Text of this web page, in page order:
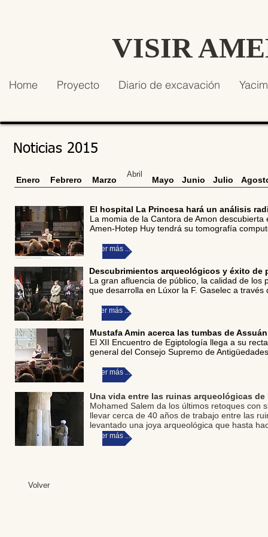
VISIR
Home Proyecto Diario de excavación
Noticias 2015
Enero Febrero Marzo
Abril
Mayo Junio Julio
El hospital La Princesa hará un análisis
La momia de la Cantora de Amon
Amen-Hotep Huy tendrá su tomografía
Leer más ...
Descubrimientos arqueológicos y éxito de
La gran afluencia de público, la calidad de los
que desarrolla en Lúxor la F. Gaselec a
Leer más ...
Mustafa Amin acerca las tumbas de
El XII Encuentro de Egiptología llega a su
general del Consejo Supremo de
Leer más ...
Una vida entre las ruinas arqueológicas de
Mohamed Salem da los últimos retoques con
llevar cerca de 40 años de trabajo entre las
levantado una joya arqueológica que hasta
Leer más ...
Volver